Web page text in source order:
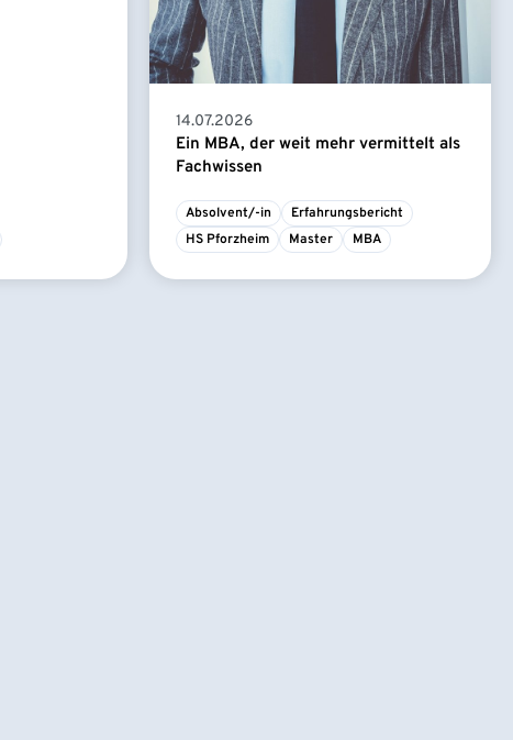
14.07.2026
Ein MBA, der weit mehr vermittelt als
Fachwissen
Absolvent/-in
Erfahrungsbericht
HS Pforzheim
Master MBA